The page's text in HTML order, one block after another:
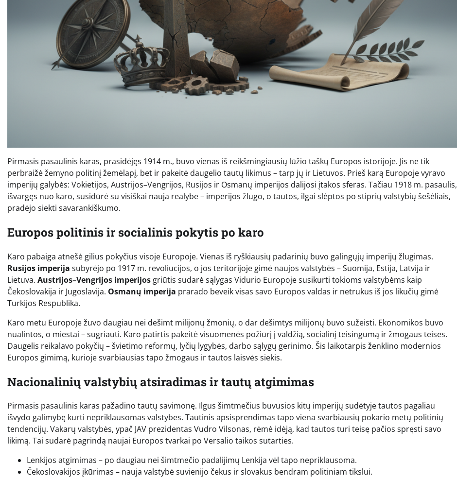
Pirmasis pasaulinis karas, prasidėjęs 1914 m., buvo vienas iš reikšmingiausių lūžio taškų Europos istorijoje. Jis ne tik
perbraižė žemyno politinį žemėlapį, bet ir pakeitė daugelio tautų likimus – tarp jų ir Lietuvos. Prieš karą Europoje vyravo
imperijų galybės: Vokietijos, Austrijos–Vengrijos, Rusijos ir Osmanų imperijos dalijosi įtakos sferas. Tačiau 1918 m. pasaulis,
išvargęs nuo karo, susidūrė su visiškai nauja realybe – imperijos žlugo, o tautos, ilgai slėptos po stiprių valstybių šešėliais,
pradėjo siekti savarankiškumo.
Europos politinis ir socialinis pokytis po karo
Karo pabaiga atnešė gilius pokyčius visoje Europoje. Vienas iš ryškiausių padarinių buvo galingųjų imperijų žlugimas.
Rusijos imperija subyrėjo po 1917 m. revoliucijos, o jos teritorijoje gimė naujos valstybės – Suomija, Estija, Latvija ir
Lietuva. Austrijos–Vengrijos imperijos griūtis sudarė sąlygas Vidurio Europoje susikurti tokioms valstybėms kaip
Čekoslovakija ir Jugoslavija. Osmanų imperija prarado beveik visas savo Europos valdas ir netrukus iš jos likučių gimė
Turkijos Respublika.
Karo metu Europoje žuvo daugiau nei dešimt milijonų žmonių, o dar dešimtys milijonų buvo sužeisti. Ekonomikos buvo
nualintos, o miestai – sugriauti. Karo patirtis pakeitė visuomenės požiūrį į valdžią, socialinį teisingumą ir žmogaus teises.
Daugelis reikalavo pokyčių – švietimo reformų, lyčių lygybės, darbo sąlygų gerinimo. Šis laikotarpis ženklino modernios
Europos gimimą, kurioje svarbiausias tapo žmogaus ir tautos laisvės siekis.
Nacionalinių valstybių atsiradimas ir tautų atgimimas
Pirmasis pasaulinis karas pažadino tautų savimonę. Ilgus šimtmečius buvusios kitų imperijų sudėtyje tautos pagaliau
išvydo galimybę kurti nepriklausomas valstybes. Tautinis apsisprendimas tapo viena svarbiausių pokario metų politinių
tendencijų. Vakarų valstybės, ypač JAV prezidentas Vudro Vilsonas, rėmė idėją, kad tautos turi teisę pačios spręsti savo
likimą. Tai sudarė pagrindą naujai Europos tvarkai po Versalio taikos sutarties.
Lenkijos atgimimas – po daugiau nei šimtmečio padalijimų Lenkija vėl tapo nepriklausoma.
Čekoslovakijos įkūrimas – nauja valstybė suvienijo čekus ir slovakus bendram politiniam tikslui.